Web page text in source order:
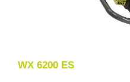
WX 6200 ES